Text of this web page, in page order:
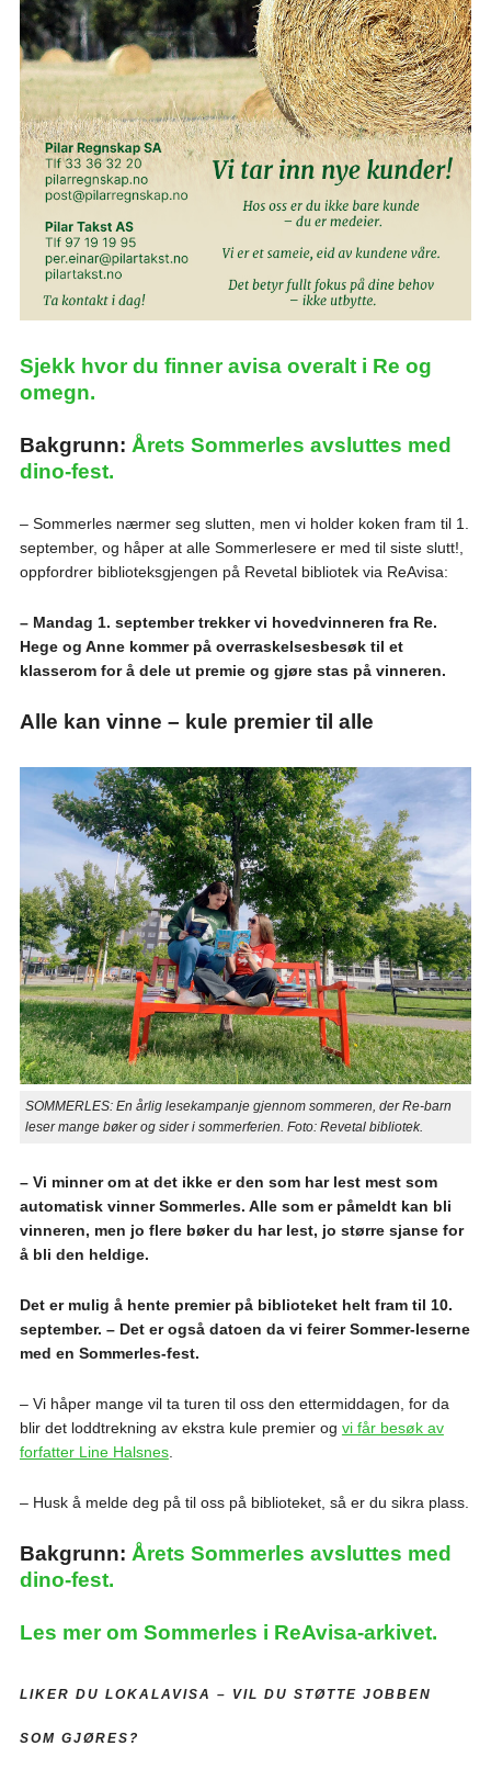
Sjekk hvor du finner avisa overalt i Re og
omegn.
Bakgrunn: Årets Sommerles avsluttes med
dino-fest.
– Sommerles nærmer seg slutten, men vi holder koken fram til 1.
september, og håper at alle Sommerlesere er med til siste slutt!,
oppfordrer biblioteksgjengen på Revetal bibliotek via ReAvisa:
– Mandag 1. september trekker vi hovedvinneren fra Re.
Hege og Anne kommer på overraskelsesbesøk til et
klasserom for å dele ut premie og gjøre stas på vinneren.
Alle kan vinne – kule premier til alle
SOMMERLES: En årlig lesekampanje gjennom sommeren, der Re-barn
leser mange bøker og sider i sommerferien. Foto: Revetal bibliotek.
– Vi minner om at det ikke er den som har lest mest som
automatisk vinner Sommerles. Alle som er påmeldt kan bli
vinneren, men jo flere bøker du har lest, jo større sjanse for
å bli den heldige.
Det er mulig å hente premier på biblioteket helt fram til 10.
september. – Det er også datoen da vi feirer Sommer-leserne
med en Sommerles-fest.
– Vi håper mange vil ta turen til oss den ettermiddagen, for da
blir det loddtrekning av ekstra kule premier og vi får besøk av
forfatter Line Halsnes.
– Husk å melde deg på til oss på biblioteket, så er du sikra plass.
Bakgrunn: Årets Sommerles avsluttes med
dino-fest.
Les mer om Sommerles i ReAvisa-arkivet.
LIKER DU LOKALAVISA – VIL DU STØTTE JOBBEN
SOM GJØRES?